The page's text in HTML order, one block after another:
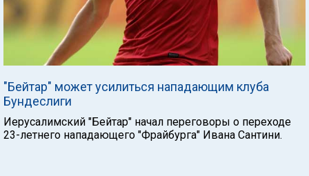
"Бейтар" может усилиться нападающим клуба
Бундеслиги
Иерусалимский "Бейтар" начал переговоры о переходе
23-летнего нападающего "Фрайбурга" Ивана Сантини.